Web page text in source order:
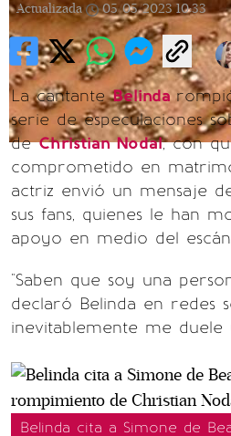
Actualizada
05/05/2023 10:33
La cantanteBelinda
serie de especulaciones
deChristian Nodal, con
comprometido en
actriz envió un mensaje
sus fans, quienes le han
apoyo en medio del
"Saben que soy una
declaró Belinda en redes
inevitablemente me duele
Belinda cita a Simone de